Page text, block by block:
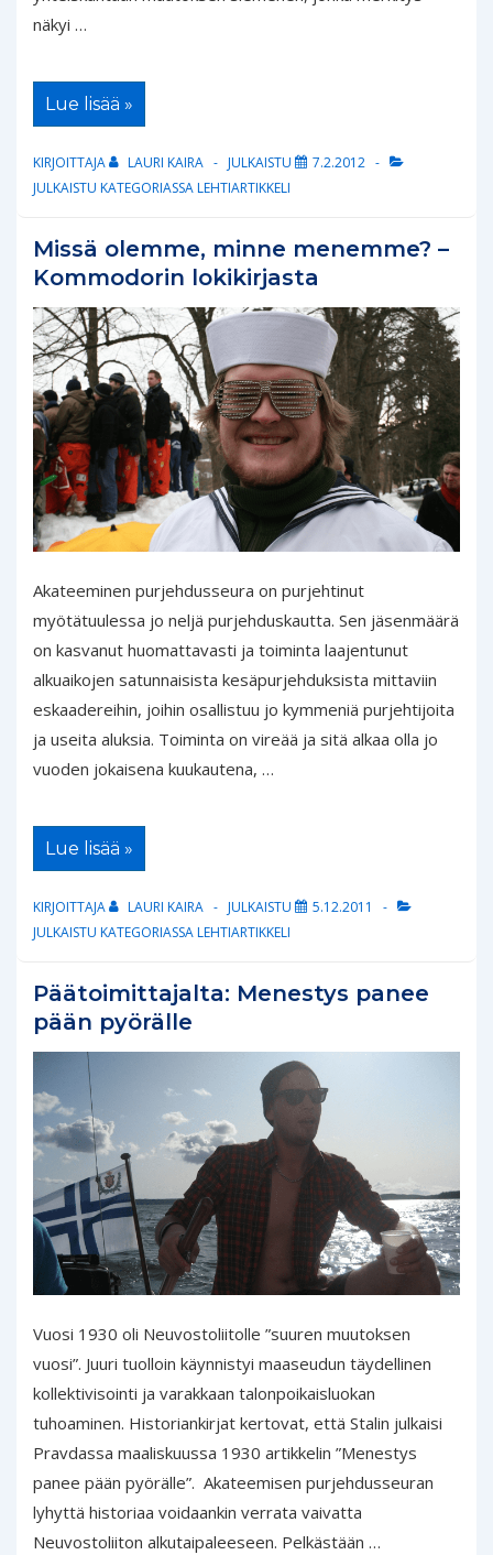
näkyi …
Telakkatyöläiset
muuttivat
maailmaa
Lue lisää »
KIRJOITTAJA LAURI KAIRA JULKAISTU
7.2.2012
JULKAISTU KATEGORIASSALEHTIARTIKKELI
Missä olemme, minne menemme? –
Kommodorin lokikirjasta
Akateeminen purjehdusseura on purjehtinut
myötätuulessa jo neljä purjehduskautta. Sen jäsenmäärä
on kasvanut huomattavasti ja toiminta laajentunut
alkuaikojen satunnaisista kesäpurjehduksista mittaviin
eskaadereihin, joihin osallistuu jo kymmeniä purjehtijoita
ja useita aluksia. Toiminta on vireää ja sitä alkaa olla jo
vuoden jokaisena kuukautena, …
Missä
olemme,
minne
–
Kommodorin
Lue lisää »
KIRJOITTAJA LAURI KAIRA JULKAISTU
5.12.2011
JULKAISTU KATEGORIASSALEHTIARTIKKELI
Päätoimittajalta: Menestys panee
pään pyörälle
Vuosi 1930 oli Neuvostoliitolle ”suuren muutoksen
vuosi”. Juuri tuolloin käynnistyi maaseudun täydellinen
kollektivisointi ja varakkaan talonpoikaisluokan
tuhoaminen. Historiankirjat kertovat, että Stalin julkaisi
Pravdassa maaliskuussa 1930 artikkelin ”Menestys
panee pään pyörälle”. Akateemisen purjehdusseuran
lyhyttä historiaa voidaankin verrata vaivatta
Neuvostoliiton alkutaipaleeseen. Pelkästään …